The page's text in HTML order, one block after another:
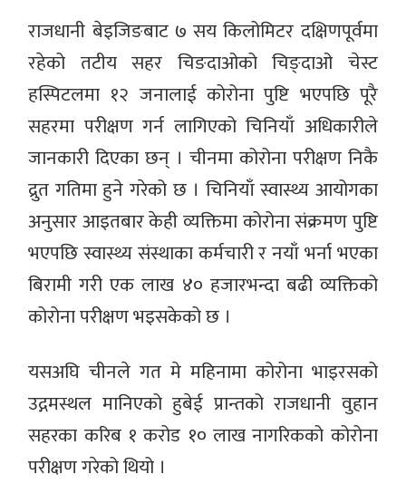
राजधानी बेइजिङबाट ७ सय किलोमिटर दक्षिणपूर्वमा
रहेको तटीय सहर चिङदाओको चिङ्दाओ चेस्ट
हस्पिटलमा १२ जनालाई कोरोना पुष्टि भएपछि पूरै
सहरमा परीक्षण गर्न लागिएको चिनियाँ अधिकारीले
जानकारी दिएका छन् । चीनमा कोरोना परीक्षण निकै
द्रुत गतिमा हुने गरेको छ । चिनियाँ स्वास्थ्य आयोगका
अनुसार आइतबार केही व्यक्तिमा कोरोना संक्रमण पुष्टि
भएपछि स्वास्थ्य संस्थाका कर्मचारी र नयाँ भर्ना भएका
बिरामी गरी एक लाख ४० हजारभन्दा बढी व्यक्तिको
कोरोना परीक्षण भइसकेको छ ।
यसअघि चीनले गत मे महिनामा कोरोना भाइरसको
उद्गमस्थल मानिएको हुबेई प्रान्तको राजधानी वुहान
सहरका करिब १ करोड १० लाख नागरिकको कोरोना
परीक्षण गरेको थियो ।